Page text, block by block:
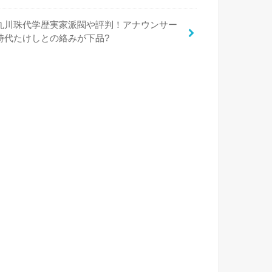
川珠代学歴実家派閥や評判！アナウンサー
代たけしとの絡みが下品?